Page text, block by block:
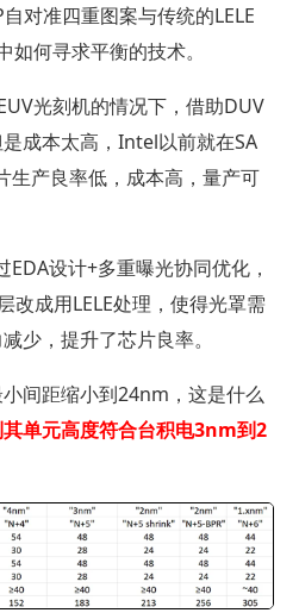
对准四重图案与传统的LELE
如何寻求平衡的技术。
光刻机的情况下，借助DUV
成本太高，Intel以前就在SA
生产良率低，成本高，量产可
设计+多重曝光协同优化，
改成用LELE处理，使得光罩需
少，提升了芯片良率。
间距缩小到24nm，这是什么
单元高度符合台积电3nm到2